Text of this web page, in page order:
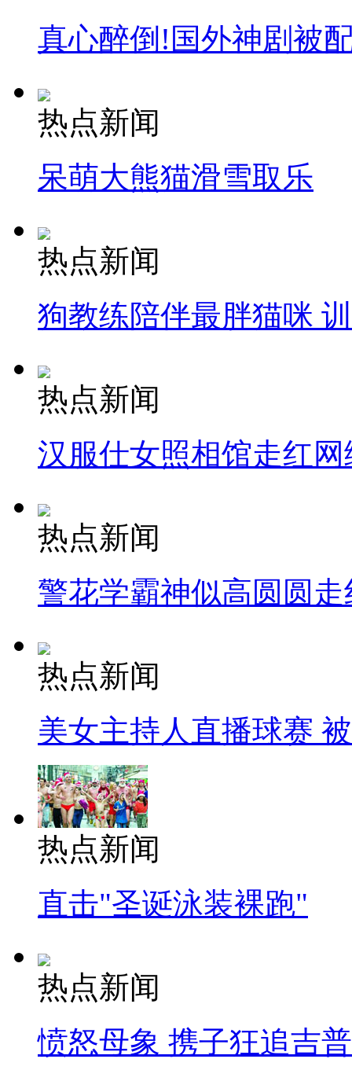
真心醉倒!国外神剧被
热点新闻
呆萌大熊猫滑雪取乐
热点新闻
狗教练陪伴最胖猫咪
热点新闻
汉服仕女照相馆走红网
热点新闻
警花学霸神似高圆圆走
热点新闻
美女主持人直播球赛
热点新闻
直击"圣诞泳装裸跑"
热点新闻
愤怒母象 携子狂追吉